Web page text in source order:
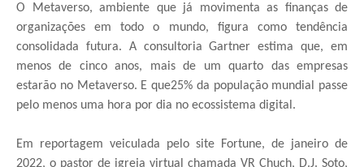
O Metaverso, ambiente que já movimenta as finanças de
organizações em todo o mundo, figura como tendência
consolidada futura. A consultoria Gartner estima que, em
menos de cinco anos, mais de um quarto das empresas
estarão no Metaverso. E que25% da população mundial passe
pelo menos uma hora por dia no ecossistema digital.
Em reportagem veiculada pelo site Fortune, de janeiro de
2022, o pastor de igreja virtual chamada VR Chuch, D.J. Soto,